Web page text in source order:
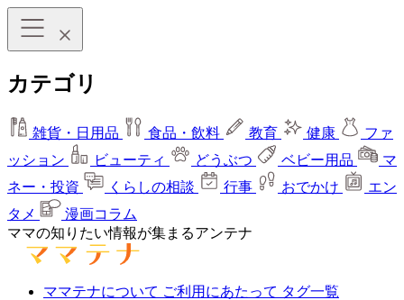
カテゴリ
雑貨・日用品 食品・飲料 教育 健康
ファ
ッション
ビューティ どうぶつ ベビー用品
マ
ネー・投資
くらしの相談 行事 おでかけ
エン
タメ
漫画コラム
ママの知りたい情報が集まるアンテナ
ママテナについて ご利用にあたって タグ一覧